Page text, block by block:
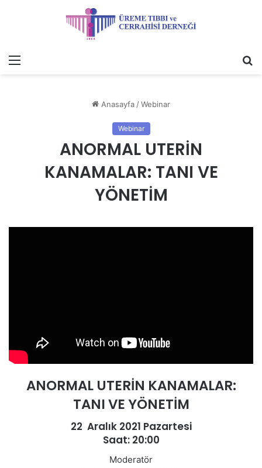
Menü
Anasayfa/Webinar
Webinar
ANORMAL UTERİN
KANAMALAR: TANI VE
YÖNETİM
ANORMAL UTERİN KANAMALAR:
TANI VE YÖNETİM
22 Aralık 2021 Pazartesi
Saat: 20:00
Moderatör